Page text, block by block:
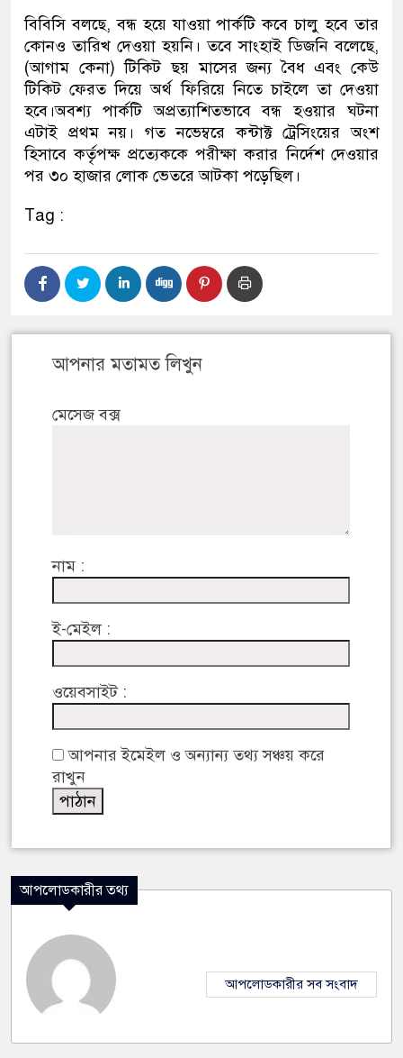
বিবিসি বলছে, বন্ধ হয়ে যাওয়া পার্কটি কবে চালু হবে তার
কোনও তারিখ দেওয়া হয়নি। তবে সাংহাই ডিজনি বলেছে,
(আগাম কেনা) টিকিট ছয় মাসের জন্য বৈধ এবং কেউ
টিকিট ফেরত দিয়ে অর্থ ফিরিয়ে নিতে চাইলে তা দেওয়া
হবে।অবশ্য পার্কটি অপ্রত্যাশিতভাবে বন্ধ হওয়ার ঘটনা
এটাই প্রথম নয়। গত নভেম্বরে কন্টাক্ট ট্রেসিংয়ের অংশ
হিসাবে কর্তৃপক্ষ প্রত্যেককে পরীক্ষা করার নির্দেশ দেওয়ার
পর ৩০ হাজার লোক ভেতরে আটকা পড়েছিল।
Tag :
আপনার মতামত লিখুন
মেসেজ বক্স
নাম :
ই-মেইল :
ওয়েবসাইট :
আপনার ইমেইল ও অন্যান্য তথ্য সঞ্চয় করে
রাখুন
আপলোডকারীর তথ্য
আপলোডকারীর সব সংবাদ